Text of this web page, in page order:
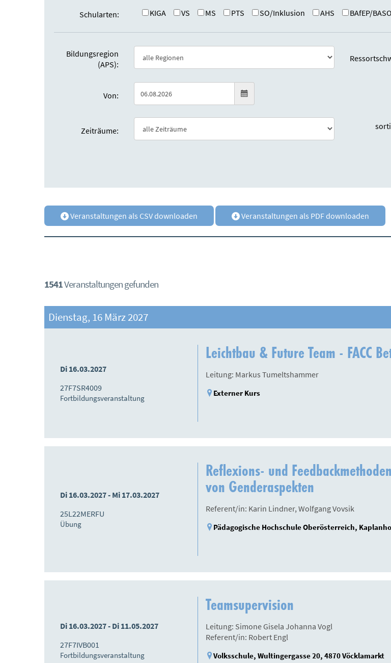
Schularten: KIGA VS MS PTS SO/Inklusion AHS BAfEP/
Bildungsregion
(APS):
Von:
Zeiträume:
Veranstaltungen als CSV downloaden Veranstaltungen als PDF downloaden
1541Veranstaltungen gefunden
Dienstag, 16 März 2027
Di 16.03.2027
27F7SR4009
Fortbildungsveranstaltung
Leichtbau & Future Team - FACC
Leitung: Markus Tumeltshammer
Externer Kurs
Di 16.03.2027 - Mi 17.03.2027
25L22MERFU
Übung
Reflexions- und
von Genderaspekten
Referent/in: Karin Lindner, Wolfgang Vovsik
Pädagogische Hochschule Oberösterreich,
Di 16.03.2027 - Di 11.05.2027
27F7IVB001
Fortbildungsveranstaltung
Teamsupervision
Leitung: Simone Gisela Johanna Vogl
Referent/in: Robert Engl
Volksschule, Wultingergasse 20, 4870 Vöcklamarkt